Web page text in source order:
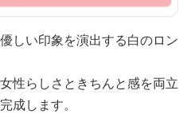
しい印象を演出する白のロン
性らしさときちんと感を両立
成します。